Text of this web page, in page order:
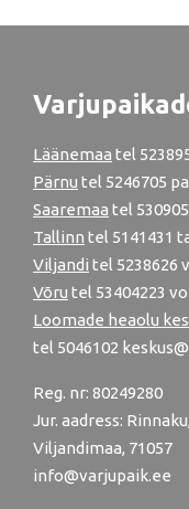
Läänemaa tel
Pärnu tel 5246705
Saaremaa tel
Tallinn tel 5141431
Viljandi tel 5238626
Võru tel 53404223
Loomade heaolu
tel 5046102
Reg. nr: 80249280
Jur. aadress:
Viljandimaa, 71057
info@varjupaik.ee